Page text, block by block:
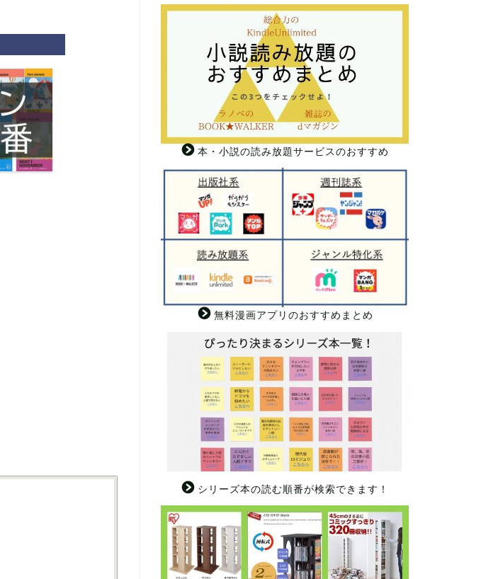
本・小説の読み放題サービスのおすすめ
無料漫画アプリのおすすめまとめ
シリーズ本の読む順番が検索できます！